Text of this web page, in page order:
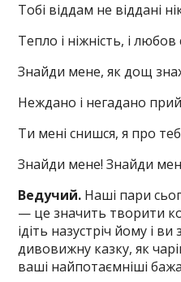
Тобі віддам не віддані
Тепло і ніжність, і
Знайди мене, як дощ
Неждано і негадано
Ти мені снишся, я про
Знайди мене! Знайди
Ведучий. Наші пари
— це значить творити
ідіть назустріч йому і ви
дивовижну казку, як
ваші найпотаємніші